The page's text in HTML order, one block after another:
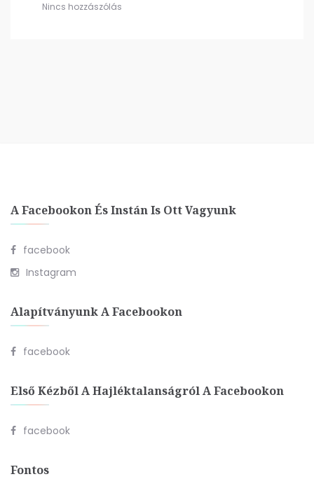
Nincs hozzászólás
A Facebookon És Instán Is Ott Vagyunk
facebook
Instagram
Alapítványunk A Facebookon
facebook
Első Kézből A Hajléktalanságról A Facebookon
facebook
Fontos